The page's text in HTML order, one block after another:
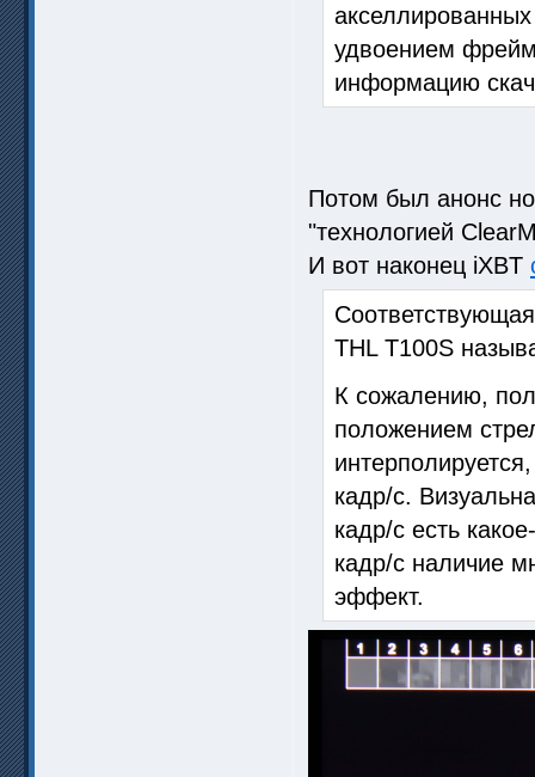
удвоением
информацию
Потом был анонс
"технологией
И вот наконец iXBT
THL T100S
К сожалению,
положением
кадр/с.
кадр/с есть
кадр/с наличие
эффект.